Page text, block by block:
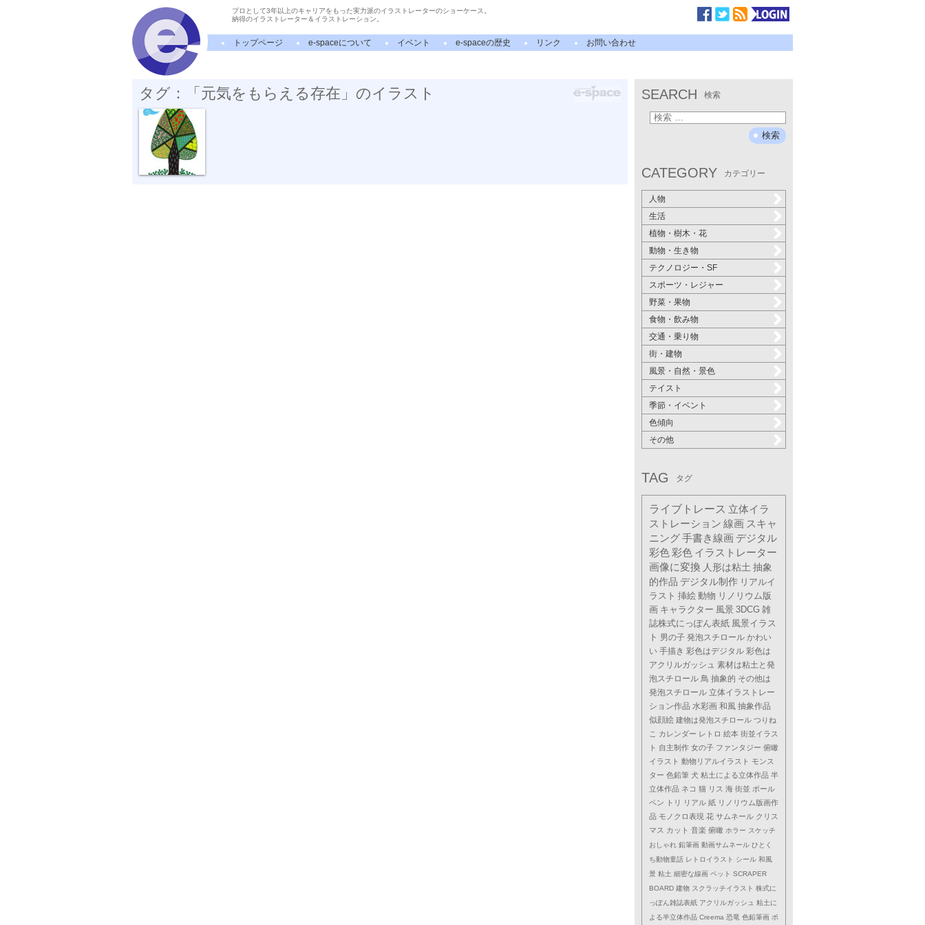
プロとして3年以上のキャリアをもった実力派のイラストレーターのショーケース。
納得のイラストレーター＆イラストレーション。
トップページ e-spaceについて イベント e-spaceの歴史 リンク お問い合わせ
タグ：「元気をもらえる存在」のイラスト
御神木 SEARCH 検索
CATEGORY カテゴリー
人物
生活
植物・樹木・花
動物・生き物
テクノロジー・SF
スポーツ・レジャー
野菜・果物
食物・飲み物
交通・乗り物
街・建物
風景・自然・景色
テイスト
季節・イベント
色傾向
その他
TAG タグ
ライブトレース 立体イラ
ストレーション 線画 スキャ
ニング手書き線画 デジタル
彩色彩色 イラストレーター
画像に変換 人形は粘土 抽象
的作品 デジタル制作 リアルイ
ラスト 挿絵 動物 リノリウム版
画 キャラクター 風景 3DCG 雑
誌株式にっぽん表紙 風景イラス
ト 男の子 発泡スチロール かわい
い 手描き 彩色はデジタル 彩色は
アクリルガッシュ 素材は粘土と発
泡スチロール 鳥 抽象的 その他は
発泡スチロール 立体イラストレー
ション作品 水彩画 和風 抽象作品
似顔絵 建物は発泡スチロール つりね
こ カレンダー レトロ 絵本 街並イラス
ト 自主制作 女の子 ファンタジー 俯瞰
イラスト 動物リアルイラスト モンス
ター 色鉛筆 犬 粘土による立体作品 半
立体作品 ネコ 猫 リス 海 街並 ボール
ペン
トリ リアル 紙 リノリウム版画作
品 モノクロ表現 花 サムネール クリス
マス カット 音楽 俯瞰 ホラー スケッチ
おしゃれ 鉛筆画 動画サムネール ひとく
ち動物童話 レトロイラスト シール 和風
景 粘土 細密な線画 ペット SCRAPER
BOARD 建物 スクラッチイラスト 株式に
っぽん雑誌表紙 アクリルガッシュ 粘土に
よる半立体作品 Creema 恐竜 色鉛筆画 ポ